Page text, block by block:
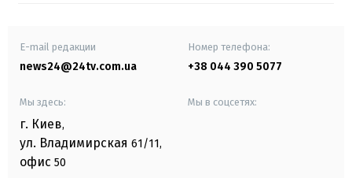
E-mail редакции
news24@24tv.com.ua
Номер телефона:
+38 044 390 5077
Мы здесь:
г. Киев,
ул. Владимирская 61/11,
офис 50
Мы в соцсетях: